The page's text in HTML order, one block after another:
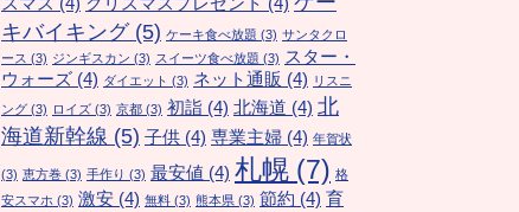
キバイキング(5) ケーキ食べ放題 (3) サンタクロ
ース (3) ジンギスカン (3) スイーツ食べ放題 (3) スター・
ウォーズ (4) ダイエット (3) ネット通販 (4) リスニ
ング (3) ロイズ (3) 京都 (3) 初詣 (4) 北海道 (4) 北
海道新幹線 (5) 子供 (4) 専業主婦 (4) 年賀状
(3) 恵方巻 (3) 手作り (3) 最安値 (4) 札幌 (7) 格
安スマホ (3) 激安 (4) 無料 (3) 熊本県 (3) 節約 (4) 育